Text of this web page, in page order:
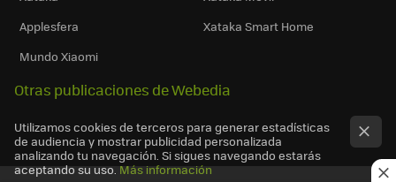
Applesfera
Xataka Smart Home
Mundo Xiaomi
Otras publicaciones de Webedia
Utilizamos cookies de terceros para generar estadísticas
de audiencia y mostrar publicidad personalizada
analizando tu navegación. Si sigues navegando estarás
aceptando su uso. Más información